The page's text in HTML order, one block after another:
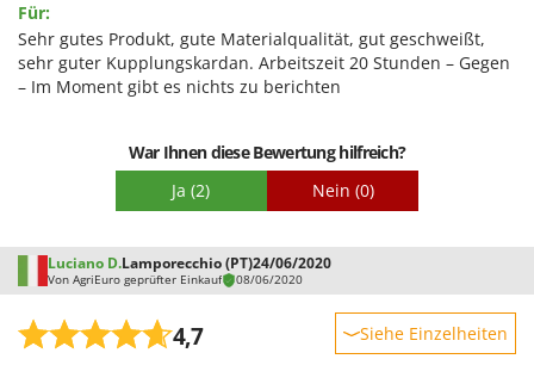
V
Verdemax
Vesco
WIDU
Wiper EcoRobot
Wolf Garten
Qualität / Preis
Schwierigkeitsgrad Zusammenbau
Für:
Sehr gutes Produkt, gute Materialqualität, gut geschweißt,
sehr guter Kupplungskardan. Arbeitszeit 20 Stunden – Gegen
– Im Moment gibt es nichts zu berichten
War Ihnen diese Bewertung hilfreich?
Ja (2) Nein (0)
Luciano D.Lamporecchio (PT)24/06/2020
Von AgriEuro geprüfter Einkauf 08/06/2020
4,7 Siehe Einzelheiten